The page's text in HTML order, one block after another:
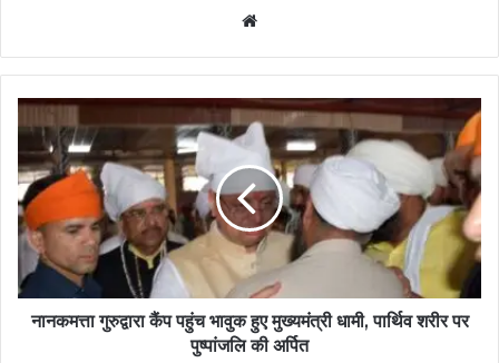
नानकमत्ता गुरुद्वारा कैंप पहुंच भावुक हुए मुख्यमंत्री धामी, पार्थिव शरीर पर
पुष्पांजलि की अर्पित